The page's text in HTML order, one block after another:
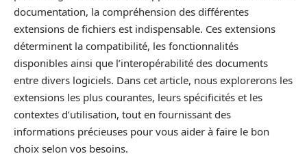
documentation, la compréhension des différentes
extensions de fichiers est indispensable. Ces extensions
déterminent la compatibilité, les fonctionnalités
disponibles ainsi que l’interopérabilité des documents
entre divers logiciels. Dans cet article, nous explorerons les
extensions les plus courantes, leurs spécificités et les
contextes d’utilisation, tout en fournissant des
informations précieuses pour vous aider à faire le bon
choix selon vos besoins.